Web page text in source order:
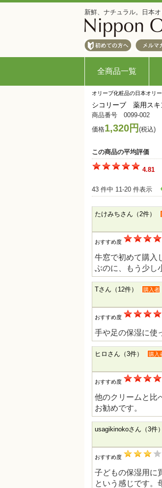
新鮮、ナチュラル。日本
全商品一覧
オリーブ化粧品の日本オリ
シコリーブ 薬用スキ
商品番号 0099-002
価格1,320円 (税込)
この商品の平均評価
4.81
43 件中 11-20 件表示
たけみちさん（2件）
おすすめ度
牛窓で初めて購入
ぶのに、もう少し
Tさん（12件） 購入者
おすすめ度
手や足の保湿に使
ヒロさん（3件） 購入
おすすめ度
他のクリームと比
お勧めです。
usagikinokoさん（3件）
おすすめ度
子どもの保湿用に
という感じです。